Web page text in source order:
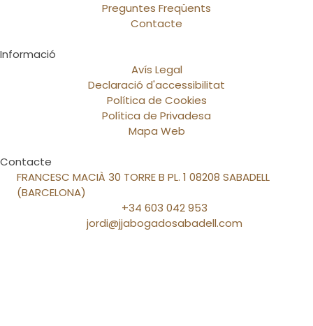
Preguntes Freqüents
Contacte
Informació
Avís Legal
Declaració d'accessibilitat
Política de Cookies
Política de Privadesa
Mapa Web
Contacte
FRANCESC MACIÀ 30 TORRE B PL. 1 08208 SABADELL
(BARCELONA)
+34 603 042 953
jordi@jjabogadosabadell.com